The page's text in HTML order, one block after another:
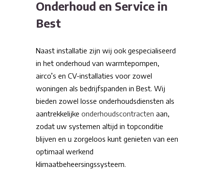
Onderhoud en Service in
Best
Naast installatie zijn wij ook gespecialiseerd
in het onderhoud van warmtepompen,
airco’s en CV-installaties voor zowel
woningen als bedrijfspanden in Best. Wij
bieden zowel losse onderhoudsdiensten als
aantrekkelijke onderhoudscontracten aan,
zodat uw systemen altijd in topconditie
blijven en u zorgeloos kunt genieten van een
optimaal werkend
klimaatbeheersingssysteem.